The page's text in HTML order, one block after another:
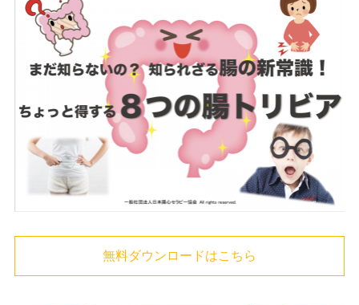
無料ダウンロードはこちら